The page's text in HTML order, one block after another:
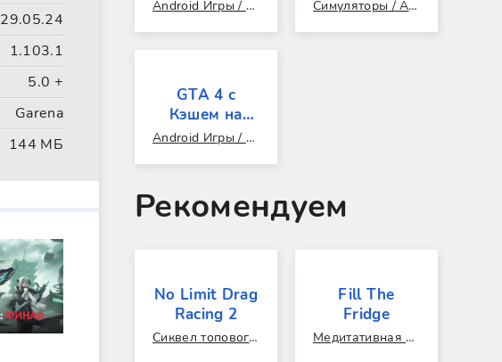
29.05.24
1.103.1
5.0 +
Garena
144 МБ
Android Игры / 2D / Стратегии / Взломанные / Читы / Симуляторы / Популярные / Реиграбельные / С созданием мира / Выбор действий / Без интернета / Без покупок / Без регистрации Симуляторы / Аркады / Android Игры / Спортивные / 3D / Популярные / Взломанные / Читы / Реиграбельные / Для компании / Мультиплеер / Онлайн
GTA 4 с
Кэшем на
Андроид Android Игры / Аркады / 3D / Открытый мир / Экшен / Шутеры / На планшет / Популярные / Гонки / Выбор действий / ПК игры / С кэшем / Без интернета / Без покупок / Без регистрации / Бродилки / Дрифт / Которых нет в play market
Рекомендуем
No Limit Drag
Racing 2
Сиквел топового рейсинг-симулятора.
Fill The
Fridge
Медитативная головоломка для тех, кто является перфекционистом.